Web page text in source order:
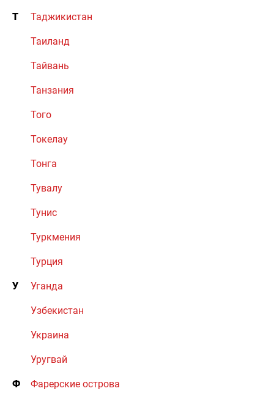
Т Таджикистан
Таиланд
Тайвань
Танзания
Того
Токелау
Тонга
Тувалу
Тунис
Туркмения
Турция
У Уганда
Узбекистан
Украина
Уругвай
Ф Фарерские острова